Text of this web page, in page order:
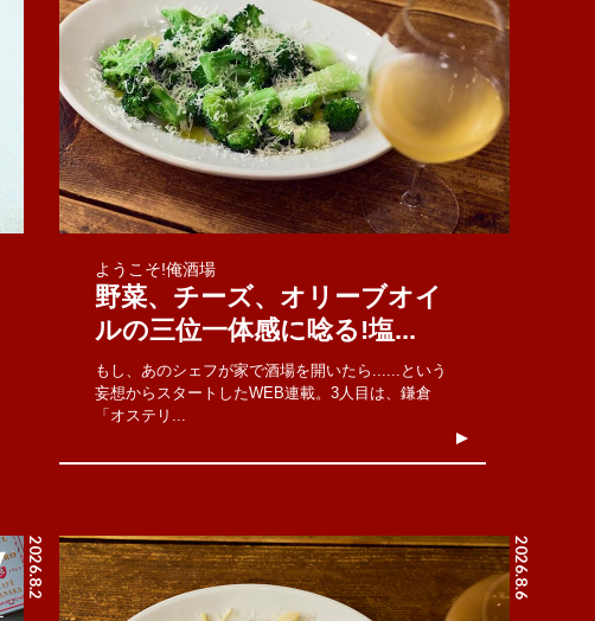
ようこそ!俺酒場
野菜、チーズ、オリーブオイ
ルの三位一体感に唸る!塩...
もし、あのシェフが家で酒場を開いたら......という
妄想からスタートしたWEB連載。3人目は、鎌倉
「オステリ...
2026.8.2 2026.8.6